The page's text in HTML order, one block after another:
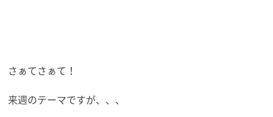
さぁてさぁて！
来週のテーマですが、、、